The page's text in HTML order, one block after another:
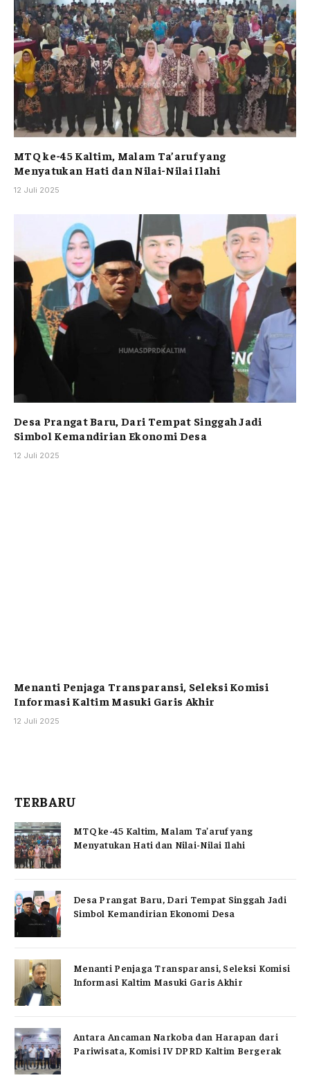
MTQ ke-45 Kaltim, Malam Ta’aruf yang
Menyatukan Hati dan Nilai-Nilai Ilahi
12 Juli 2025
Desa Prangat Baru, Dari Tempat Singgah Jadi
Simbol Kemandirian Ekonomi Desa
12 Juli 2025
Menanti Penjaga Transparansi, Seleksi Komisi
Informasi Kaltim Masuki Garis Akhir
12 Juli 2025
TERBARU
MTQ ke-45 Kaltim, Malam Ta’aruf yang
Menyatukan Hati dan Nilai-Nilai Ilahi
Desa Prangat Baru, Dari Tempat Singgah Jadi
Simbol Kemandirian Ekonomi Desa
Menanti Penjaga Transparansi, Seleksi Komisi
Informasi Kaltim Masuki Garis Akhir
Antara Ancaman Narkoba dan Harapan dari
Pariwisata, Komisi IV DPRD Kaltim Bergerak